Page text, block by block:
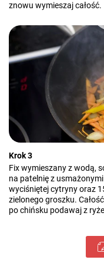
znowu wymieszaj całość.
Krok 3
Fix wymieszany z wodą,
na patelnię z
wyciśniętej cytryny oraz
zielonego groszku.
po chińsku podawaj z